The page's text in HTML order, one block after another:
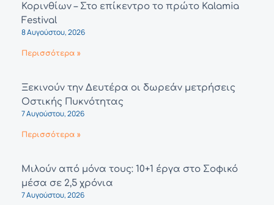
Κορινθίων – Στο επίκεντρο το πρώτο Kalamia
Festival
8 Αυγούστου, 2026
Περισσότερα »
Ξεκινούν την Δευτέρα οι δωρεάν μετρήσεις
Οστικής Πυκνότητας
7 Αυγούστου, 2026
Περισσότερα »
Μιλούν από μόνα τους: 10+1 έργα στο Σοφικό
μέσα σε 2,5 χρόνια
7 Αυγούστου, 2026